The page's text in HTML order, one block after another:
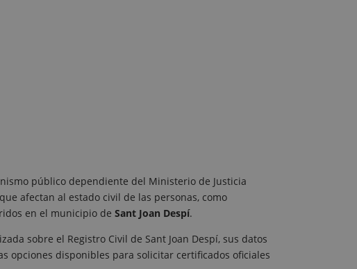
público dependiente del Ministerio de Justicia
afectan al estado civil de las personas, como
en el municipio de Sant Joan Despí.
sobre el Registro Civil de Sant Joan Despí, sus datos
opciones disponibles para solicitar certificados oficiales